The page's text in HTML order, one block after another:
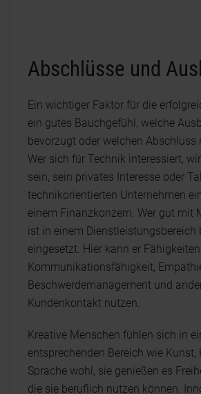
Abschlüsse und
Ein wichtiger Faktor für die
ein gutes Bauchgefühl, welche
bevorzugt oder welchen Abschluss
Wer sich für Technik interessiert,
sein, sein privates Interesse oder
technikorientierten Unternehmen
einem Finanzkonzern. Wer gut mit
ist in einem Dienstleistungsbereich
eingesetzt. Hier kann er
Kommunikationsfähigkeit,
Beschwerdemanagement und
Kundenkontakt nutzen.
Kreative Menschen fühlen sich in
entsprechenden Bereich wie Kunst,
Sprache wohl, sie genießen es
die sie beruflich nutzen können.